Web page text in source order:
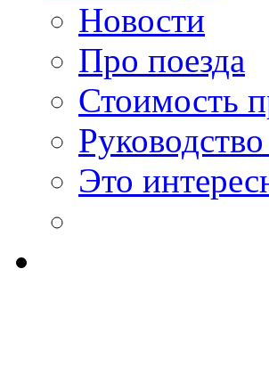
Новости
Про поезда
Стоимость
Это